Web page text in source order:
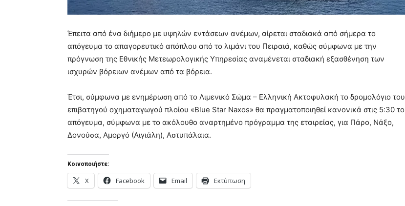
Έπειτα από ένα διήμερο με υψηλών εντάσεων ανέμων, αίρεται σταδιακά από σήμερα το
απόγευμα το απαγορευτικό απόπλου από το λιμάνι του Πειραιά, καθώς σύμφωνα με την
πρόγνωση της Εθνικής Μετεωρολογικής Υπηρεσίας αναμένεται σταδιακή εξασθένηση των
ισχυρών βόρειων ανέμων από τα βόρεια.
Έτσι, σύμφωνα με ενημέρωση από το Λιμενικό Σώμα – Ελληνική Ακτοφυλακή το δρομολόγιο του
επιβατηγού οχηματαγωγού πλοίου «Blue Star Naxos» θα πραγματοποιηθεί κανονικά στις 5:30 το
απόγευμα, σύμφωνα με το ακόλουθο αναρτημένο πρόγραμμα της εταιρείας, για Πάρο, Νάξο,
Δονούσα, Αμοργό (Αιγιάλη), Αστυπάλαια.
Κοινοποιήστε:
X Facebook Email Εκτύπωση